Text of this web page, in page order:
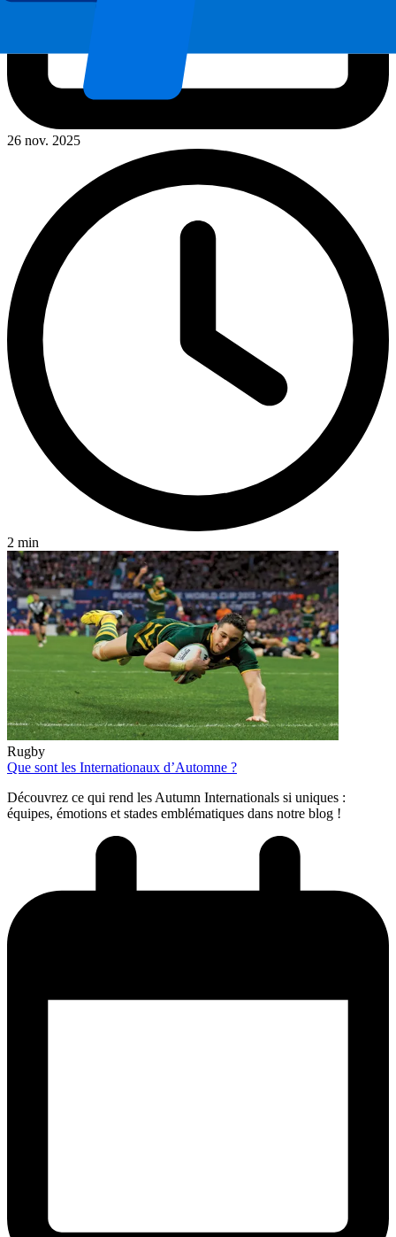
26 nov. 2025
2 min
Rugby
Que sont les Internationaux d’Automne ?
Découvrez ce qui rend les Autumn Internationals si uniques :
équipes, émotions et stades emblématiques dans notre blog !